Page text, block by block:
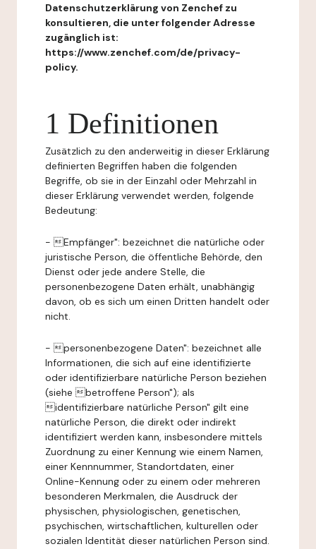
Datenschutzerklärung von Zenchef zu
konsultieren, die unter folgender Adresse
zugänglich ist:
https://www.zenchef.com/de/privacy-
policy.
1 Definitionen
Zusätzlich zu den anderweitig in dieser Erklärung
definierten Begriffen haben die folgenden
Begriffe, ob sie in der Einzahl oder Mehrzahl in
dieser Erklärung verwendet werden, folgende
Bedeutung:
- Empfänger": bezeichnet die natürliche oder
juristische Person, die öffentliche Behörde, den
Dienst oder jede andere Stelle, die
personenbezogene Daten erhält, unabhängig
davon, ob es sich um einen Dritten handelt oder
nicht.
- personenbezogene Daten": bezeichnet alle
Informationen, die sich auf eine identifizierte
oder identifizierbare natürliche Person beziehen
(siehe betroffene Person"); als
identifizierbare natürliche Person" gilt eine
natürliche Person, die direkt oder indirekt
identifiziert werden kann, insbesondere mittels
Zuordnung zu einer Kennung wie einem Namen,
einer Kennnummer, Standortdaten, einer
Online-Kennung oder zu einem oder mehreren
besonderen Merkmalen, die Ausdruck der
physischen, physiologischen, genetischen,
psychischen, wirtschaftlichen, kulturellen oder
sozialen Identität dieser natürlichen Person sind.